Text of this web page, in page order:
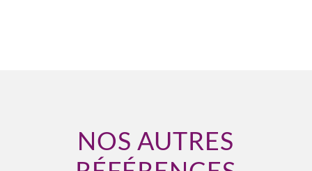
NOS AUTRES